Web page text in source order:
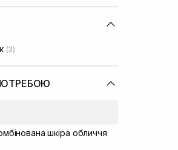
(3)
шкіра обличчя